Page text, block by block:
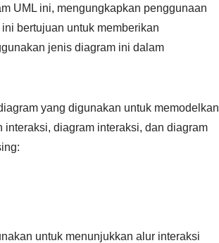
UML ini, mengungkapkan penggunaan
bertujuan untuk memberikan
jenis diagram ini dalam
yang digunakan untuk memodelkan
diagram interaksi, dan diagram
untuk menunjukkan alur interaksi